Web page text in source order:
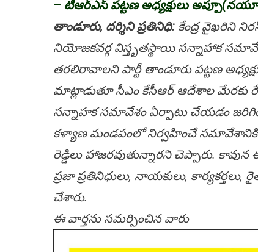
– టీఆర్ఎస్ పట్టణ అధ్యక్షులు
తాండూరు, ద‌ర్శిని ప్ర‌తినిధి: కేంద్ర వైఖరిని
నియోజకవర్గ విస్తృతస్థాయి సన్నాహాక
త‌ర‌లిరావాల‌ని పార్టీ తాండూరు పట్టణ
మాట్లాడుతూ సీఎం కేసీఆర్ ఆదేశాల మేరకు
సన్నాహక సమావేశం ఏర్పాటు చేయడం
కళ్యాణ మండపంలో నిర్వహించే సమావేశానికి
రెడ్డిలు హాజరవుతున్నారని చెప్పారు.
ప్రజా ప్రతినిధులు, నాయకులు, కార్యకర్తలు,
చేశారు.
ఈ వార్త‌ను స‌మ‌ర్పించిన వారు